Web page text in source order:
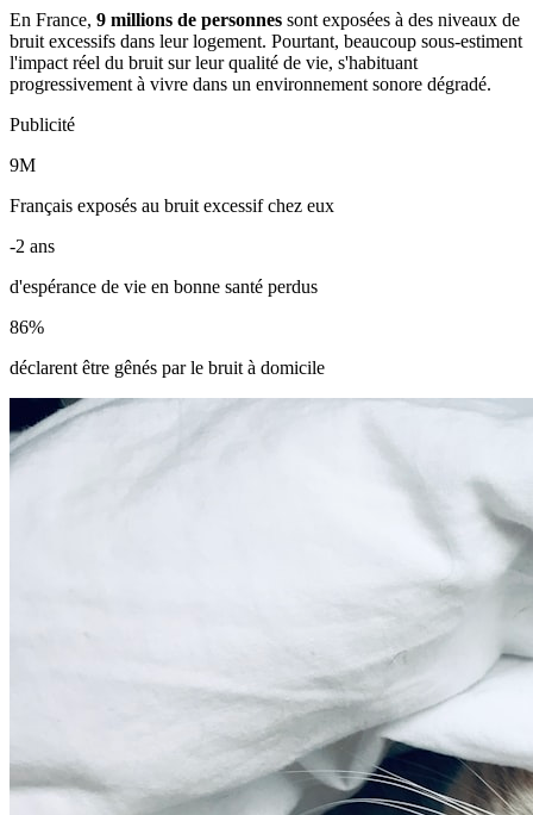
En France, 9 millions de personnes sont exposées à des niveaux de
bruit excessifs dans leur logement. Pourtant, beaucoup sous-estiment
l'impact réel du bruit sur leur qualité de vie, s'habituant
progressivement à vivre dans un environnement sonore dégradé.
Publicité
9M
Français exposés au bruit excessif chez eux
-2 ans
d'espérance de vie en bonne santé perdus
86%
déclarent être gênés par le bruit à domicile